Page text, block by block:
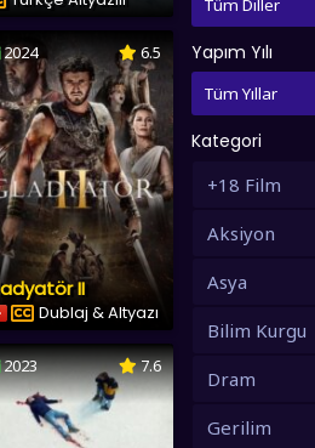
2024 6.5
II
Dublaj & Altyazı
2023 7.6
Yapım Yılı
Kategori
+18 Film
Aksiyon
Asya
Bilim Kurgu
Dram
Gerilim